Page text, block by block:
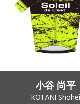
小谷 尚平
KOTANI Shohei